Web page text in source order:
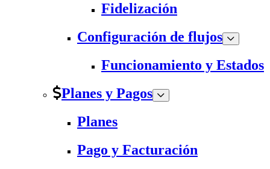
Fidelización
Configuración de flujos
Funcionamiento y Estados
Planes y Pagos
Planes
Pago y Facturación